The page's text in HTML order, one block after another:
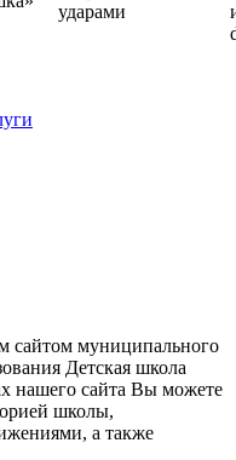
ударами
сайтом муниципального
Детская школа
нашего сайта Вы можете
школы,
а также